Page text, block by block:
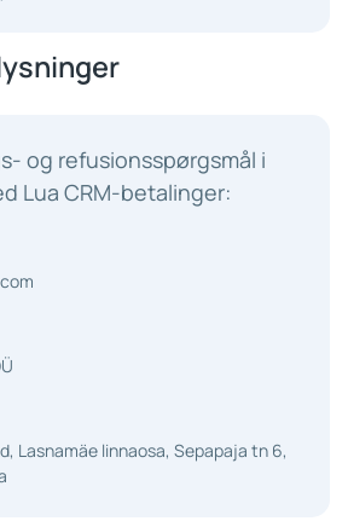
og refusionsspørgsmål i
Lua CRM-betalinger:
Lasnamäe linnaosa, Sepapaja tn 6,